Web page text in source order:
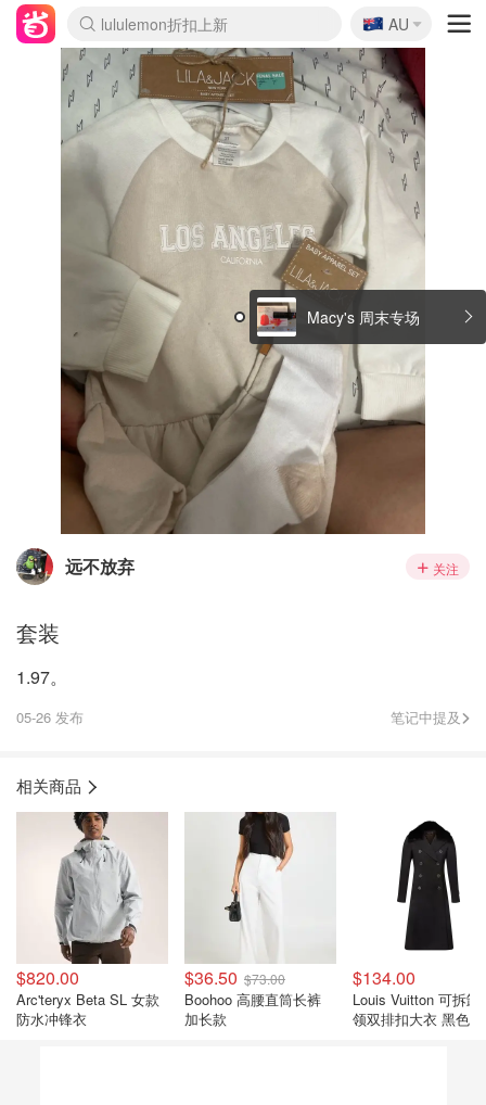
lululemon折扣上新
Sasa美妆护肤3.5折
SSENSE年中2.5折
FreshBeauty好价汇总
Cettire降价+叠9折
WWS Coles超市实拍
viagogo二手票捡漏
Myer超级周末
The Outnet奢牌1折起
David Jones 3折起
Flannels大牌1折
Perfumes Club护肤1折
AMIRO面罩$251
Amazon折扣汇总
eToro入金$200送$50
Amazon数码好物
ICONIC本周7.5折
ThedoubleF高奢地板价
Moose Knuckles 6折
丝芙兰5折起
EUFY摄像头$98
Selenichast首饰2折
Trip机票酒店促销
YSL送5件彩妆礼
Amazon家居好物
Amazon美妆护肤
雅漾大喷$8
过敏原检测盒$33
伊索独家赠50ml沐浴露
科颜氏高保湿面霜$29
SEALIFE海洋馆门票6折
丝塔芙大白罐$16
订阅Newsletter送香薰
Cult Beauty 6.8折
Harrods圣诞日历$525
LN-CC奢牌私促3折
d'Alba空姐喷雾$16
EVE LOM套装£56
Bernardelli独家4折
Adore Beauty 6折起
CT圣诞日历
Mytheresa奢品2.7折
Luxury Escapes 9折
Currentbody美容仪$881
MOON Garden Live
Roborock扫地机$649
Tingo Life水杯$24
Valentino官网5折
CR洗护套装$23
修丽可4件套$159
Myer彩妆2件7折
GANNI官网4.5折
Stylevana韩妆4折
Tessabit高奢8.5折
OGX洗发水$11
Amazon阿德莱德次日达
卡诗8.5折+赠礼
Philips Hue灯具8折
🇦🇺
AU
Macy's 周末专场
远不放弃 关注
套装
1.97。
05-26 发布 笔记中提及
相关商品
$820.00
Arc'teryx Beta SL 女款
防水冲锋衣
$36.50 $73.00
Boohoo 高腰直筒长裤
加长款
$134.00
Louis Vuitton 可拆卸
领双排扣大衣 黑色